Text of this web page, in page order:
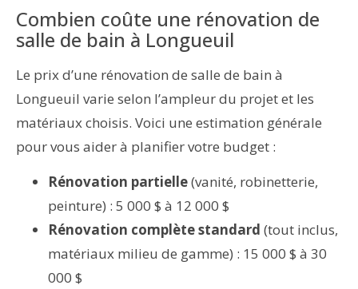
Combien coûte une rénovation de
salle de bain à Longueuil
Le prix d’une rénovation de salle de bain à
Longueuil varie selon l’ampleur du projet et les
matériaux choisis. Voici une estimation générale
pour vous aider à planifier votre budget :
Rénovation partielle(vanité, robinetterie,
peinture) : 5 000 $ à 12 000 $
Rénovation complète standard (tout inclus,
matériaux milieu de gamme) : 15 000 $ à 30
000 $